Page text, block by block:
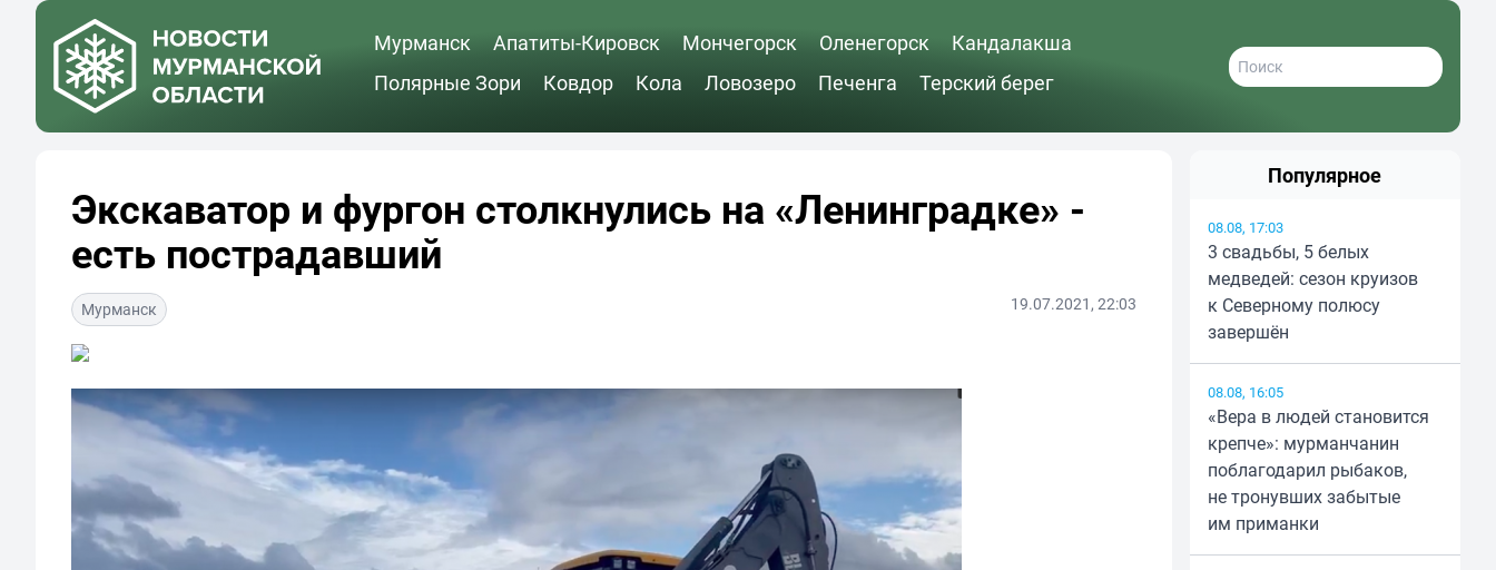
Мурманск Апатиты-Кировск Мончегорск Оленегорск
Кандалакша
Полярные Зори
Ковдор Кола Ловозеро Печенга Терский берег
Экскаватор и фургон столкнулись на «Ленинградке» -
есть пострадавший
Мурманск 19.07.2021, 22:03
Популярное
08.08, 17:03
3 свадьбы, 5 белых
медведей: сезон круизов
к Северному полюсу
завершён
08.08, 16:05
«Вера в людей становится
крепче»: мурманчанин
поблагодарил рыбаков,
не тронувших забытые
им приманки